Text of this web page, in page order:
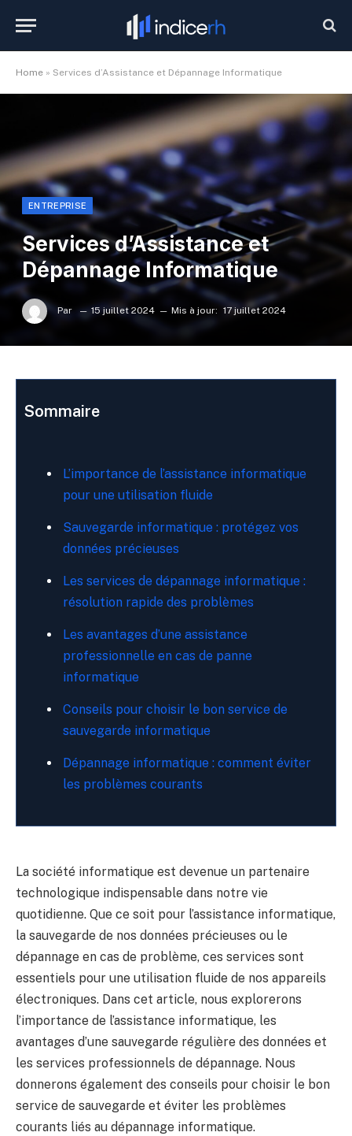
Home » Services d’Assistance et Dépannage Informatique
ENTREPRISE
Services d’Assistance et
Dépannage Informatique
Par 15 juillet 2024 Mis à jour: 17 juillet 2024
Sommaire
L’importance de l’assistance informatique
pour une utilisation fluide
Sauvegarde informatique : protégez vos
données précieuses
Les services de dépannage informatique :
résolution rapide des problèmes
Les avantages d’une assistance
professionnelle en cas de panne
informatique
Conseils pour choisir le bon service de
sauvegarde informatique
Dépannage informatique : comment éviter
les problèmes courants
La société informatique est devenue un partenaire
technologique indispensable dans notre vie
quotidienne. Que ce soit pour l’assistance informatique,
la sauvegarde de nos données précieuses ou le
dépannage en cas de problème, ces services sont
essentiels pour une utilisation fluide de nos appareils
électroniques. Dans cet article, nous explorerons
l’importance de l’assistance informatique, les
avantages d’une sauvegarde régulière des données et
les services professionnels de dépannage. Nous
donnerons également des conseils pour choisir le bon
service de sauvegarde et éviter les problèmes
courants liés au dépannage informatique.